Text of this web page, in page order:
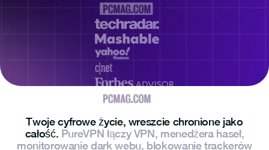
Twoje cyfrowe życie, wreszcie chronione jako
całość. PureVPN łączy VPN, menedżera haseł,
monitorowanie dark webu, blokowanie trackerów